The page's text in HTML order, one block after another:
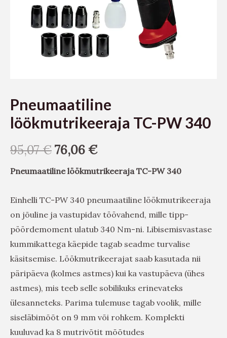
Pneumaatiline
löökmutrikeeraja TC-PW 340
95,07€76,06€
Pneumaatiline löökmutrikeeraja TC-PW 340
Einhelli TC-PW 340 pneumaatiline löökmutrikeeraja
on jõuline ja vastupidav töövahend, mille tipp-
pöördemoment ulatub 340 Nm-ni. Libisemisvastase
kummikattega käepide tagab seadme turvalise
käsitsemise. Löökmutrikeerajat saab kasutada nii
päripäeva (kolmes astmes) kui ka vastupäeva (ühes
astmes), mis teeb selle sobilikuks erinevateks
ülesanneteks. Parima tulemuse tagab voolik, mille
siseläbimõõt on 9 mm või rohkem. Komplekti
kuuluvad ka 8 mutrivõtit mõõtudes